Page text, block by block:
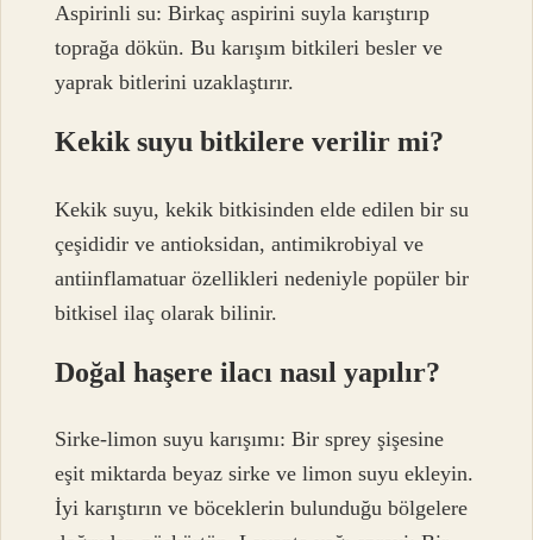
Aspirinli su: Birkaç aspirini suyla karıştırıp
toprağa dökün. Bu karışım bitkileri besler ve
yaprak bitlerini uzaklaştırır.
Kekik suyu bitkilere verilir mi?
Kekik suyu, kekik bitkisinden elde edilen bir su
çeşididir ve antioksidan, antimikrobiyal ve
antiinflamatuar özellikleri nedeniyle popüler bir
bitkisel ilaç olarak bilinir.
Doğal haşere ilacı nasıl yapılır?
Sirke-limon suyu karışımı: Bir sprey şişesine
eşit miktarda beyaz sirke ve limon suyu ekleyin.
İyi karıştırın ve böceklerin bulunduğu bölgelere